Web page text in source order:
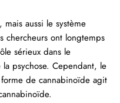
aussi le système
chercheurs ont longtemps
sérieux dans le
psychose. Cependant, le
de cannabinoïde agit